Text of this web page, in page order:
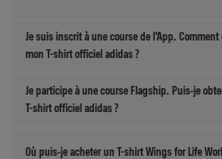
Je suis inscrit à une course de l'App.
mon T-shirt officiel adidas ?
Je participe à une course Flagship. Puis-je
T-shirt officiel adidas ?
Où puis-je acheter un T-shirt Wings for Life